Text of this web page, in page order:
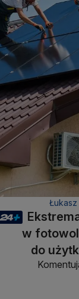
Łukasz
w
do